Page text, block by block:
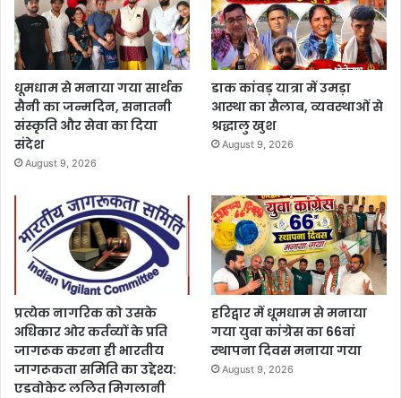
धूमधाम से मनाया गया सार्थक
सैनी का जन्मदिन, सनातनी
संस्कृति और सेवा का दिया
संदेश
August 9, 2026
डाक कांवड़ यात्रा में उमड़ा
आस्था का सैलाब, व्यवस्थाओं से
श्रद्धालु खुश
August 9, 2026
प्रत्येक नागरिक को उसके
अधिकार ओर कर्तव्यों के प्रति
जागरूक करना ही भारतीय
जागरूकता समिति का उद्देश्य:
एडवोकेट ललित मिगलानी
हरिद्वार में धूमधाम से मनाया
गया युवा कांग्रेस का 66वां
स्थापना दिवस मनाया गया
August 9, 2026